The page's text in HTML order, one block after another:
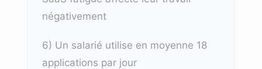
négativement
6) Un salarié utilise en moyenne 18
applications par jour